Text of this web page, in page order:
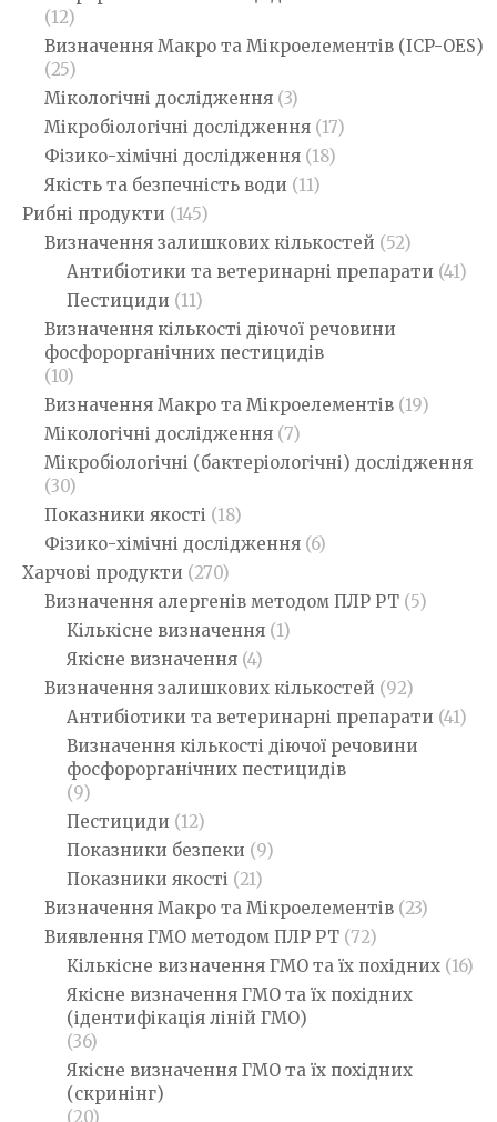
(12)
Визначення Макро та Мікроелементів (ICP-OES)
(25)
Мікологічні дослідження (3)
Мікробіологічні дослідження (17)
Фізико-хімічні дослідження (18)
Якість та безпечність води (11)
Рибні продукти (145)
Визначення залишкових кількостей (52)
Антибіотики та ветеринарні препарати (41)
Пестициди (11)
Визначення кількості діючої речовини
фосфорорганічних пестицидів
(10)
Визначення Макро та Мікроелементів (19)
Мікологічні дослідження (7)
Мікробіологічні (бактеріологічні) дослідження
(30)
Показники якості (18)
Фізико-хімічні дослідження (6)
Харчові продукти (270)
Визначення алергенів методом ПЛР РТ (5)
Кількісне визначення (1)
Якісне визначення (4)
Визначення залишкових кількостей (92)
Антибіотики та ветеринарні препарати (41)
Визначення кількості діючої речовини
фосфорорганічних пестицидів
(9)
Пестициди (12)
Показники безпеки (9)
Показники якості (21)
Визначення Макро та Мікроелементів (23)
Виявлення ГМО методом ПЛР РТ (72)
Кількісне визначення ГМО та їх похідних (16)
Якісне визначення ГМО та їх похідних
(ідентифікація ліній ГМО)
(36)
Якісне визначення ГМО та їх похідних
(скринінг)
(20)